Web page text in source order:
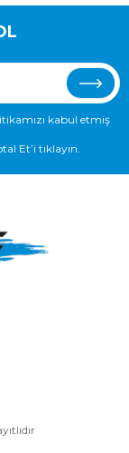
kabul etmiş
Et’i tıklayın.